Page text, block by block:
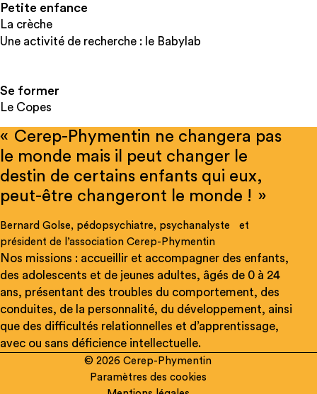
Petite enfance
La crèche
Une activité de recherche : le Babylab
Se former
Le Copes
« Cerep-Phymentin ne changera pas
le monde mais il peut changer le
destin de certains enfants qui eux,
peut-être changeront le monde ! »
Bernard Golse, pédopsychiatre, psychanalyste et
président de l’association Cerep-Phymentin
Nos missions : accueillir et accompagner des enfants,
des adolescents et de jeunes adultes, âgés de 0 à 24
ans, présentant des troubles du comportement, des
conduites, de la personnalité, du développement, ainsi
que des difficultés relationnelles et d’apprentissage,
avec ou sans déficience intellectuelle.
© 2026 Cerep-Phymentin
Paramètres des cookies